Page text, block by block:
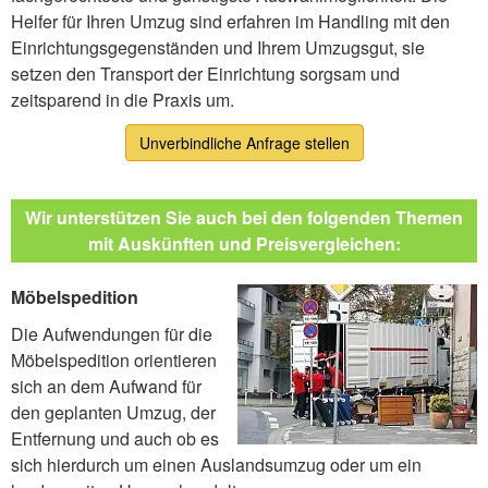
Helfer für Ihren Umzug sind erfahren im Handling mit den
Einrichtungsgegenständen und Ihrem Umzugsgut, sie
setzen den Transport der Einrichtung sorgsam und
zeitsparend in die Praxis um.
Unverbindliche Anfrage stellen
Wir unterstützen Sie auch bei den folgenden Themen
mit Auskünften und Preisvergleichen:
Möbelspedition
Die Aufwendungen für die
Möbelspedition orientieren
sich an dem Aufwand für
den geplanten Umzug, der
Entfernung und auch ob es
sich hierdurch um einen Auslandsumzug oder um ein